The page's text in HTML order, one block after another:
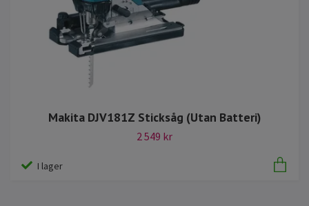
Makita DJV181Z Sticksåg (Utan Batteri)
2 549 kr
I lager